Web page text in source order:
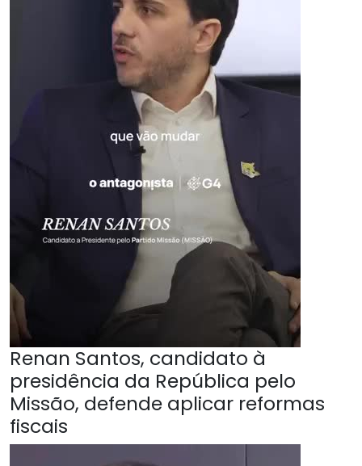
Renan Santos, candidato à
presidência da República pelo
Missão, defende aplicar reformas
fiscais